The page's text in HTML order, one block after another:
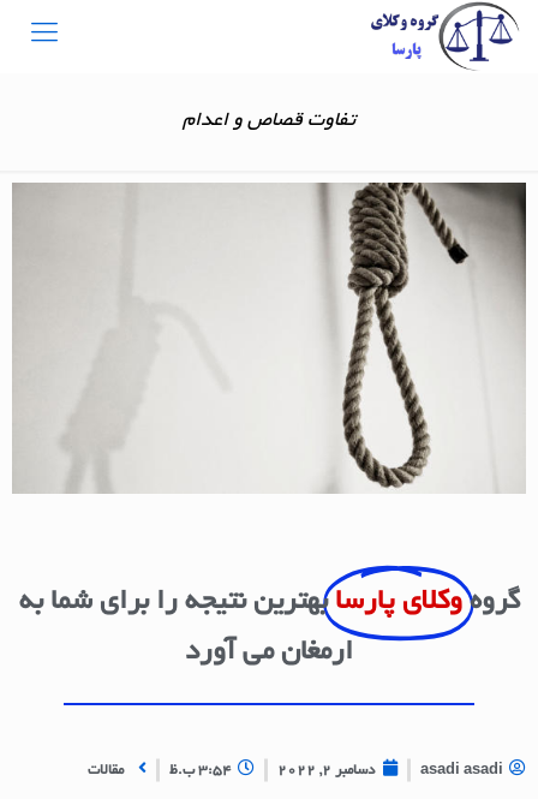
تفاوت قصاص و اعدام
گروه وکلای پارسا بهترین نتیجه را برای شما به
ارمغان می آورد
asadi asadi دسامبر 2, 2022 3:54 ب.ظ مقالات